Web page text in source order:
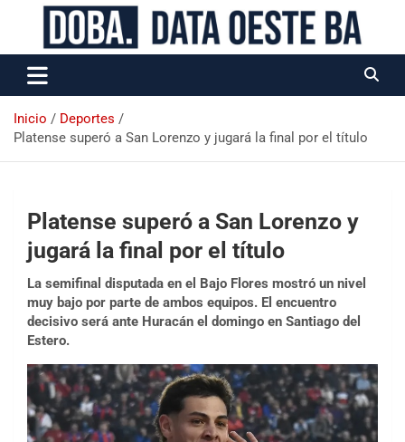
Data Oeste BA
Inicio
Deportes
Platense superó a San Lorenzo y jugará la final por el título
Platense superó a San Lorenzo y
jugará la final por el título
La semifinal disputada en el Bajo Flores mostró un nivel
muy bajo por parte de ambos equipos. El encuentro
decisivo será ante Huracán el domingo en Santiago del
Estero.